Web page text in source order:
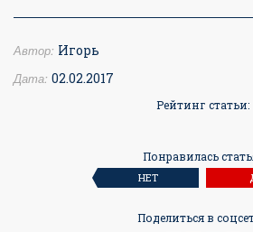
Автор: Игорь
Дата: 02.02.2017
Рейтинг статьи:
Понравилась
НЕТ
Поделиться в